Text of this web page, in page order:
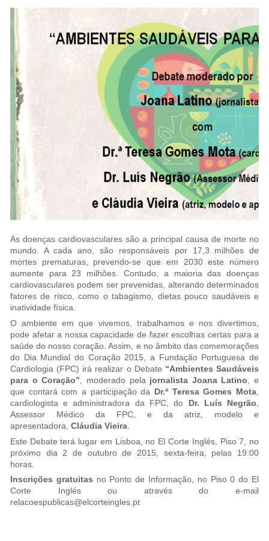
As doenças cardiovasculares são a principal causa de morte no
mundo. A cada ano, são responsáveis por 17,3 milhões de
mortes prematuras, prevendo-se que em 2030 este número
aumente para 23 milhões. Contudo, a maioria das doenças
cardiovasculares podem ser prevenidas, alterando determinados
fatores de risco, como o tabagismo, dietas pouco saudáveis e
inatividade física.
O ambiente em que vivemos, trabalhamos e nos divertimos,
pode afetar a nossa capacidade de fazer escolhas certas para a
saúde do nosso coração. Assim, e no âmbito das comemorações
do Dia Mundial do Coração 2015, a Fundação Portuguesa de
Cardiologia (FPC) irá realizar o Debate “Ambientes Saudáveis
para o Coração” , moderado pela jornalista Joana Latino , e
que contará com a participação da
Dr.ª Teresa Gomes Mota
cardiologista e administradora da FPC, do
Dr. Luís Negrão
Assessor Médico da FPC, e da atriz, modelo e
apresentadora, Cláudia Vieira.
Este Debate terá lugar em Lisboa, no El Corte Inglés, Piso 7, no
próximo dia 2 de outubro de 2015, sexta-feira, pelas 19:00
horas.
Inscrições gratuitas no Ponto de Informação, no Piso 0 do El
Corte Inglés ou através do e-mail
relacoespublicas@elcorteingles.pt